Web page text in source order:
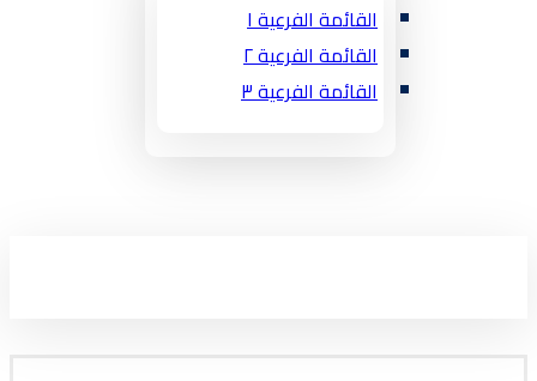
القائمة الفرعية ١
القائمة الفرعية ٢
القائمة الفرعية ٣